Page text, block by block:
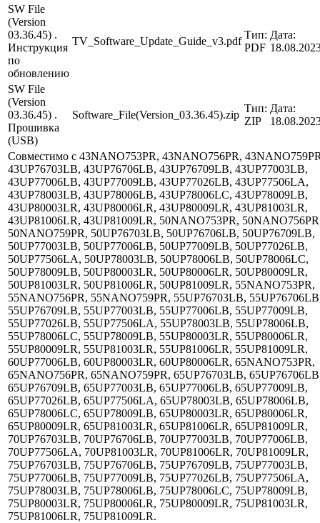
SW File
(Version
03.36.45) .
Инструкция
по
обновлению
TV_Software_Update_Guide_v3.pdf
Тип:
PDF
Дата:
SW File
(Version
03.36.45) .
Прошивка
(USB)
Software_File(Version_03.36.45).zip
Тип:
ZIP
Дата:
Совместимо с 43NANO753PR, 43NANO756PR,
43UP76703LB, 43UP76706LB, 43UP76709LB, 43UP77003LB,
43UP77006LB, 43UP77009LB, 43UP77026LB, 43UP77506LA,
43UP78003LB, 43UP78006LB, 43UP78006LC, 43UP78009LB,
43UP80003LR, 43UP80006LR, 43UP80009LR, 43UP81003LR,
43UP81006LR, 43UP81009LR, 50NANO753PR,
50NANO759PR, 50UP76703LB, 50UP76706LB, 50UP76709LB,
50UP77003LB, 50UP77006LB, 50UP77009LB, 50UP77026LB,
50UP77506LA, 50UP78003LB, 50UP78006LB, 50UP78006LC,
50UP78009LB, 50UP80003LR, 50UP80006LR, 50UP80009LR,
50UP81003LR, 50UP81006LR, 50UP81009LR, 55NANO753PR,
55NANO756PR, 55NANO759PR, 55UP76703LB,
55UP76709LB, 55UP77003LB, 55UP77006LB, 55UP77009LB,
55UP77026LB, 55UP77506LA, 55UP78003LB, 55UP78006LB,
55UP78006LC, 55UP78009LB, 55UP80003LR, 55UP80006LR,
55UP80009LR, 55UP81003LR, 55UP81006LR, 55UP81009LR,
60UP77006LB, 60UP80003LR, 60UP80006LR, 65NANO753PR,
65NANO756PR, 65NANO759PR, 65UP76703LB,
65UP76709LB, 65UP77003LB, 65UP77006LB, 65UP77009LB,
65UP77026LB, 65UP77506LA, 65UP78003LB, 65UP78006LB,
65UP78006LC, 65UP78009LB, 65UP80003LR, 65UP80006LR,
65UP80009LR, 65UP81003LR, 65UP81006LR, 65UP81009LR,
70UP76703LB, 70UP76706LB, 70UP77003LB, 70UP77006LB,
70UP77506LA, 70UP81003LR, 70UP81006LR, 70UP81009LR,
75UP76703LB, 75UP76706LB, 75UP76709LB, 75UP77003LB,
75UP77006LB, 75UP77009LB, 75UP77026LB, 75UP77506LA,
75UP78003LB, 75UP78006LB, 75UP78006LC, 75UP78009LB,
75UP80003LR, 75UP80006LR, 75UP80009LR, 75UP81003LR,
75UP81006LR, 75UP81009LR.